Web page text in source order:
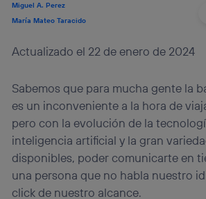
Miguel A. Perez
María Mateo Taracido
Actualizado el 22 de enero de 2024
Sabemos que para mucha gente la
es un inconveniente a la hora de
pero con la evolución de la
inteligencia artificial y la gran
disponibles, poder comunicarte en
una persona que no habla nuestro
click de nuestro alcance.